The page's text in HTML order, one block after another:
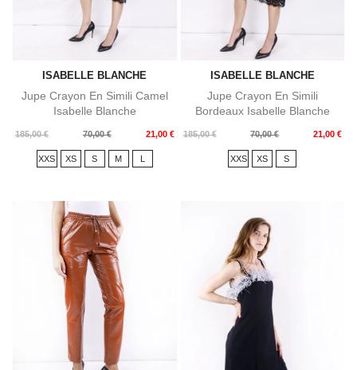
ISABELLE BLANCHE
Jupe Crayon En Simili Camel
Isabelle Blanche
185,00 €
Prix
70,00 € 21,00 €
Prix
XXS XS S M L
ISABELLE BLANCHE
Jupe Crayon En Simili
Bordeaux Isabelle Blanche
185,00 €
Prix
70,00 € 21,00 €
Prix
XXS XS S